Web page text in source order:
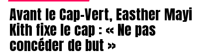
Avant le Cap-Vert, Easther Mayi
Kith fixe le cap : « Ne pas
concéder de but »